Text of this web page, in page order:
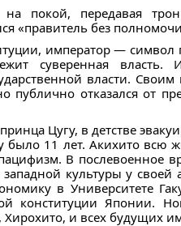
на покой, передавая
«правитель без
император — символ
суверенная
власти.
публично отказался от
Цугу, в детстве
11 лет. Акихито всю
В послевоенное
культуры у своей
в Университете
конституции Японии.
и всех будущих